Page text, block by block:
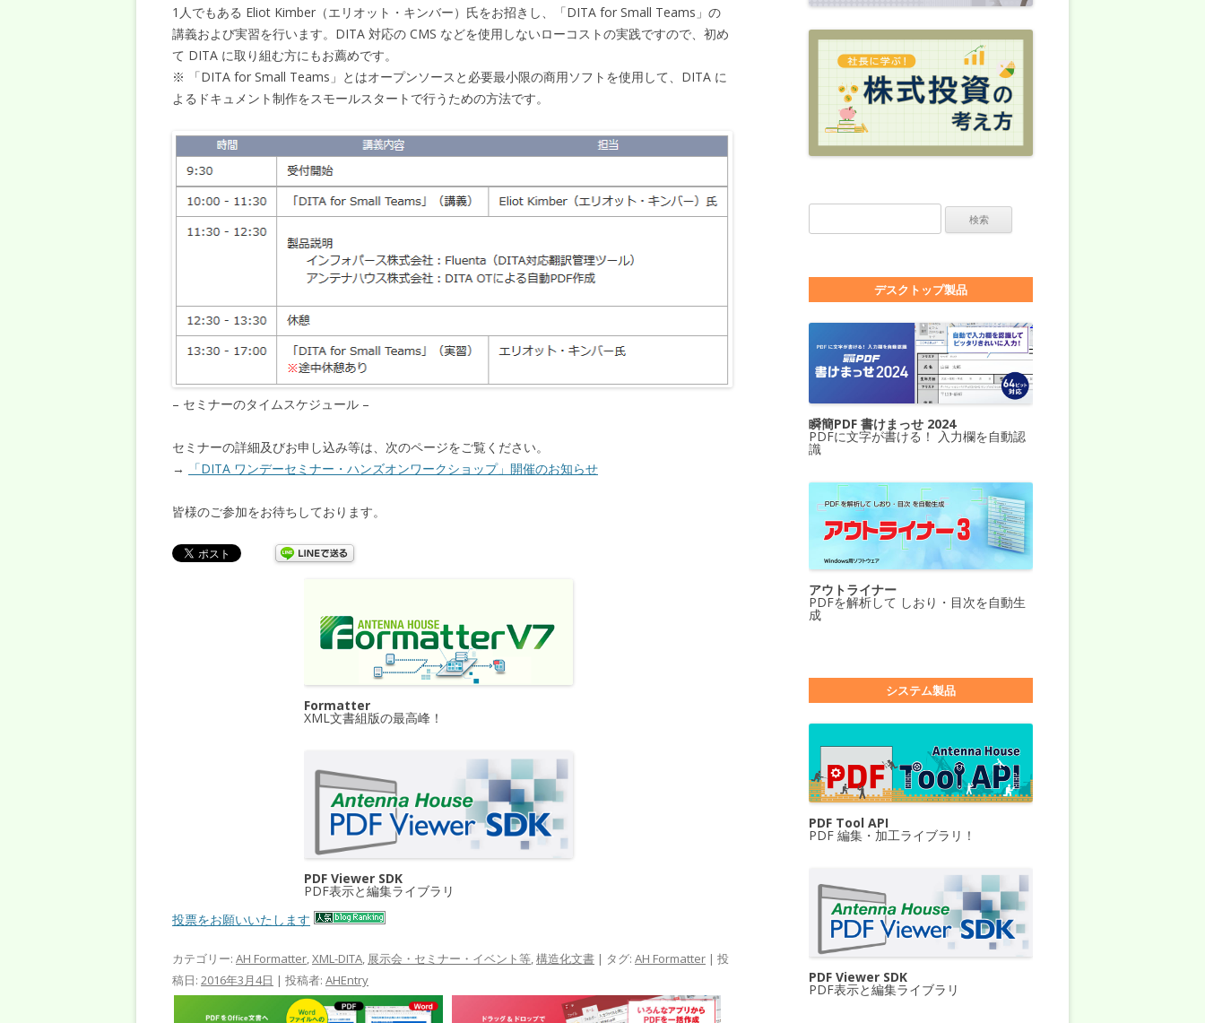
1人でもある Eliot Kimber（エリオット・キンバー）氏をお招きし、「DITA for Small Teams」の
講義および実習を行います。DITA 対応の CMS などを使用しないローコストの実践ですので、初め
て DITA に取り組む方にもお薦めです。
※ 「DITA for Small Teams」とはオープンソースと必要最小限の商用ソフトを使用して、DITA に
よるドキュメント制作をスモールスタートで行うための方法です。
– セミナーのタイムスケジュール –
セミナーの詳細及びお申し込み等は、次のページをご覧ください。
→
「DITA ワンデーセミナー・ハンズオンワークショップ」開催のお知らせ
皆様のご参加をお待ちしております。
Formatter
XML文書組版の最高峰！
PDF Viewer SDK
PDF表示と編集ライブラリ
投票をお願いいたします
カテゴリー: AH Formatter XML-DITA 展示会・セミナー・イベント等 構造化文書 | タグ: AH Formatter | 投
稿日: 2016年3月4日 | 投稿者: AHEntry
デスクトップ製品
瞬簡PDF 書けまっせ 2024
PDFに文字が書ける！ 入力欄を自動認
識
アウトライナー
PDFを解析して しおり・目次を自動生
成
システム製品
PDF Tool API
PDF 編集・加工ライブラリ！
PDF Viewer SDK
PDF表示と編集ライブラリ